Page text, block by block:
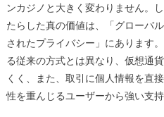
ンカジノと大きく変わりません。
たらした真の価値は、「グローバ
されたプライバシー」にあります
る従来の方式とは異なり、仮想通
くく、また、取引に個人情報を直
性を重んじるユーザーから強い支持